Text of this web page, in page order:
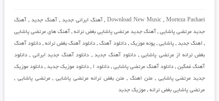
Download New Music ,Morteza Pashaei
, آهنگ ایرانی جدید , آهنگ جدید , آهنگ
جدید مرتضی پاشایی, آهنگ جدید مرتضی پاشایی بغض ترانه , آهنگ های مرتضی پاشایی
, اهنگ جدبد,پاشایی ,پونه موزیک ,دانلود آهنگ, دانلود آهنگ بغض ترانه,دانلود آهنگ
بغض ترانه از مرتضی پاشایی, دانلود آهنگ جدید, دانلود آهنگ جدید ایرانی ,دانلود
آهنگ غمگین, دانلود آهنگ مرتضی پاشایی ,دانلود ا , دانلود موزیک جدید,دانلود موزیک
جدید مرتضی پاشایی ,متن اهنگ, متن بغض ترانه مرتضی پاشایی,مرتضی پاشایی ,
مرتضی پاشایی بغض ترانه, موزیک جدید